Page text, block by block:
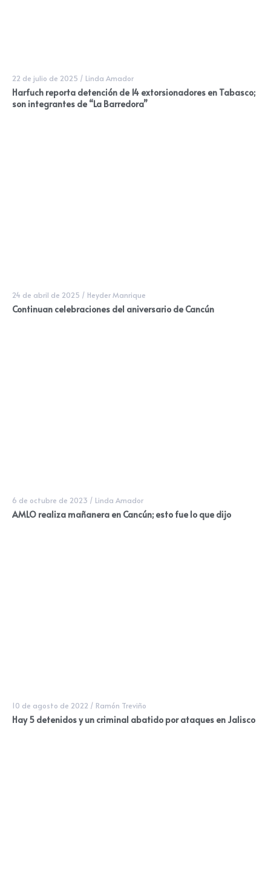
22 de julio de 2025 / Linda Amador
Harfuch reporta detención de 14 extorsionadores en Tabasco;
son integrantes de “La Barredora”
24 de abril de 2025 / Heyder Manrique
Continuan celebraciones del aniversario de Cancún
6 de octubre de 2023 / Linda Amador
AMLO realiza mañanera en Cancún; esto fue lo que dijo
10 de agosto de 2022 / Ramón Treviño
Hay 5 detenidos y un criminal abatido por ataques en Jalisco